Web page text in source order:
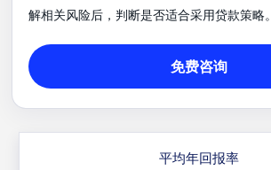
解相关风险后，判断是否适合采用贷款策略。
免费咨询
平均年回报率